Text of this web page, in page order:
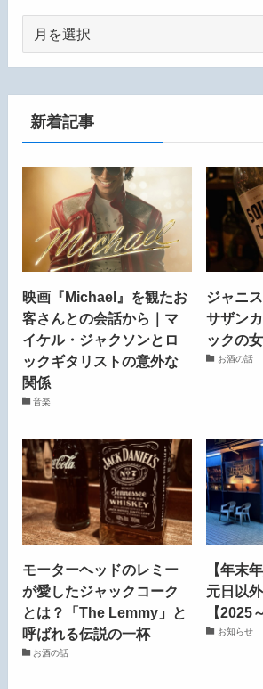
カ
イ
ブ
新着記事
映画『Michael』を観たお
客さんとの会話から｜マ
イケル・ジャクソンとロ
ックギタリストの意外な
関係
音楽
ジャニ
サザン
ックの
お酒の話
モーターヘッドのレミー
が愛したジャックコーク
とは？「The Lemmy」と
呼ばれる伝説の一杯
お酒の話
【年末
元日以
【2025
お知らせ